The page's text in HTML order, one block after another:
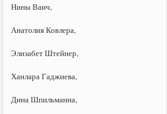
Нины Ваич,
Анатолия Ковлера,
Элизабет Штейнер,
Ханлара Гаджиева,
Дина Шпильманна,